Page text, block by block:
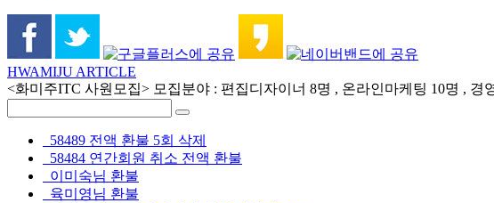
HWAMIJU ARTICLE
<화미주ITC 사원모집> 모집분야 : 편집디자이너 8명 , 온라인마케팅 10명 , 경
58489 전액 환불 5회 삭제
58484 연간회원 취소 전액 환불
이미숙님 환불
육미영님 환불